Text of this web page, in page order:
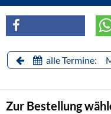
alle Termine:
Zur Bestellung